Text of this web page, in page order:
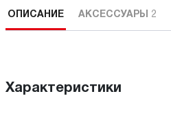
ОПИСАНИЕ АКСЕССУАРЫ 2
Характеристики